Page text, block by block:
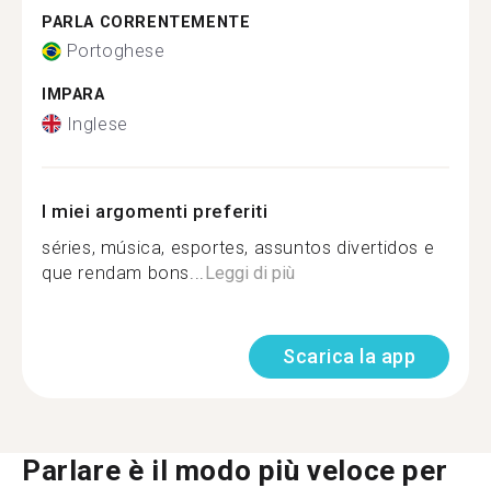
PARLA CORRENTEMENTE
Portoghese
IMPARA
Inglese
I miei argomenti preferiti
séries, música, esportes, assuntos divertidos e
que rendam bons... Leggi di più
Scarica la app
Parlare è il modo più veloce per